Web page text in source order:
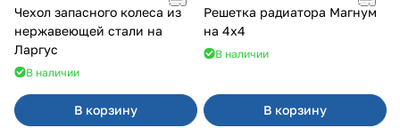
Чехол запасного колеса из
нержавеющей стали на
Ларгус
В наличии
В корзину
Решетка радиатора Магнум
на 4х4
В наличии
В корзину